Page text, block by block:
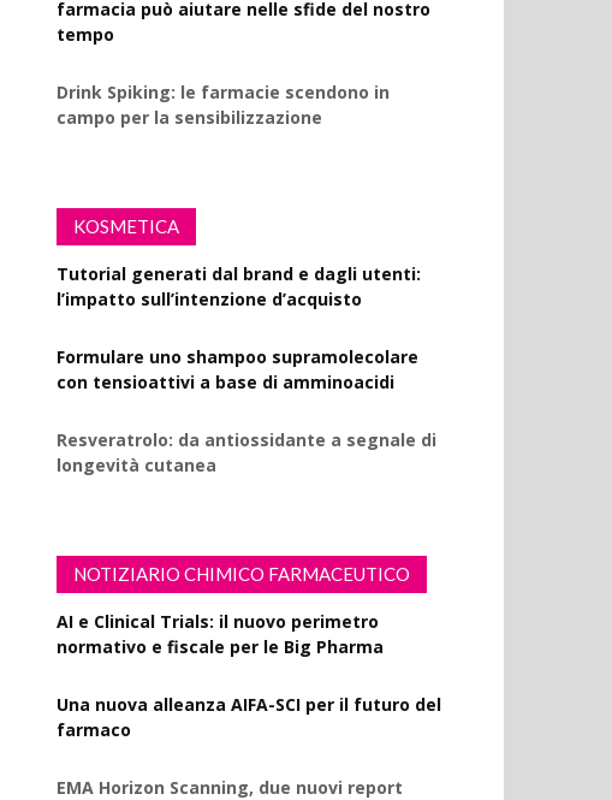
farmacia può aiutare nelle sfide del nostro
tempo
Drink Spiking: le farmacie scendono in
campo per la sensibilizzazione
KOSMETICA
Tutorial generati dal brand e dagli utenti:
l’impatto sull’intenzione d’acquisto
Formulare uno shampoo supramolecolare
con tensioattivi a base di amminoacidi
Resveratrolo: da antiossidante a segnale di
longevità cutanea
NOTIZIARIO CHIMICO FARMACEUTICO
AI e Clinical Trials: il nuovo perimetro
normativo e fiscale per le Big Pharma
Una nuova alleanza AIFA-SCI per il futuro del
farmaco
EMA Horizon Scanning, due nuovi report